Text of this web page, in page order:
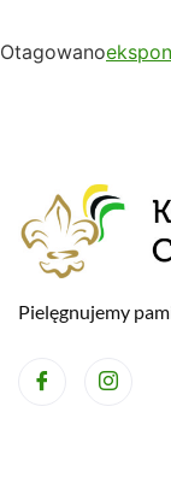
Otagowano
Pielęgnujemy